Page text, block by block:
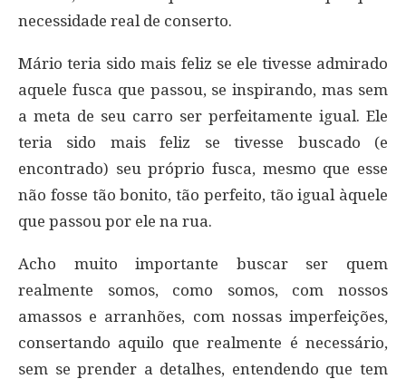
necessidade real de conserto.
Mário teria sido mais feliz se ele tivesse admirado
aquele fusca que passou, se inspirando, mas sem
a meta de seu carro ser perfeitamente igual. Ele
teria sido mais feliz se tivesse buscado (e
encontrado) seu próprio fusca, mesmo que esse
não fosse tão bonito, tão perfeito, tão igual àquele
que passou por ele na rua.
Acho muito importante buscar ser quem
realmente somos, como somos, com nossos
amassos e arranhões, com nossas imperfeições,
consertando aquilo que realmente é necessário,
sem se prender a detalhes, entendendo que tem